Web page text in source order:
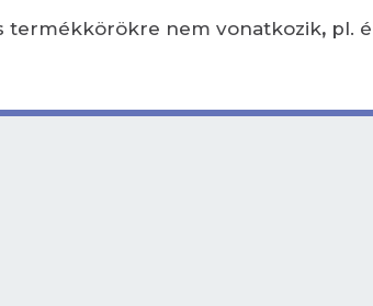
termékkörökre nem vonatkozik,pl.